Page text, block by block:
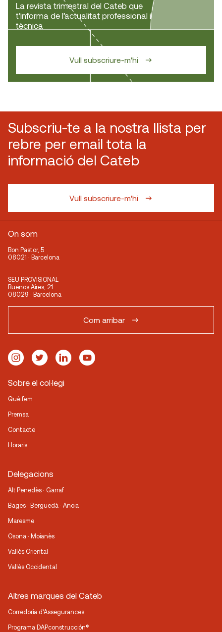
La revista trimestral del Cateb que
t’informa de l’actualitat professional i
tècnica
Vull subscriure-m'hi
Subscriu-te a la nostra llista per
rebre per email tota la
informació del Cateb
Vull subscriure-m'hi
On som
Bon Pastor, 5
08021 · Barcelona
SEU PROVISIONAL
Buenos Aires, 21
08029 · Barcelona
Com arribar
Sobre el col·legi
Què fem
Premsa
Contacte
Horaris
Delegacions
Alt Penedès · Garraf
Bages · Berguedà · Anoia
Maresme
Osona · Moianès
Vallès Oriental
Vallès Occidental
Altres marques del Cateb
Corredoria d’Assegurances
Programa DAPconstrucción®